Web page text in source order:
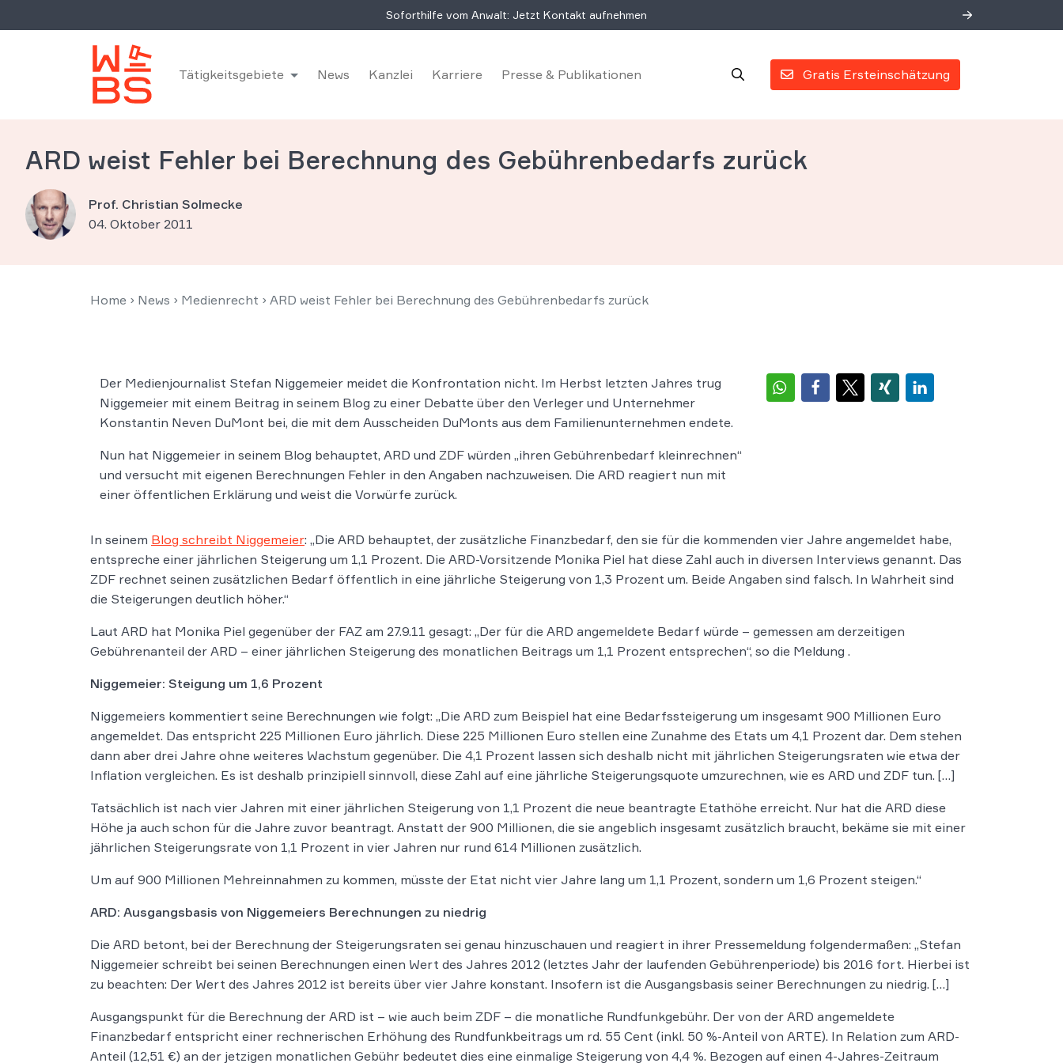
Soforthilfe vom Anwalt: Jetzt Kontakt aufnehmen
Gratis Ersteinschätzung
Tätigkeitsgebiete News Kanzlei Karriere Presse & Publikationen
ARD weist Fehler bei Berechnung des Gebührenbedarfs zurück
Prof. Christian Solmecke
04. Oktober 2011
Home › News › Medienrecht › ARD weist Fehler bei Berechnung des Gebührenbedarfs zurück
Der Medienjournalist Stefan Niggemeier meidet die Konfrontation nicht. Im Herbst letzten Jahres trug
Niggemeier mit einem Beitrag in seinem Blog zu einer Debatte über den Verleger und Unternehmer
Konstantin Neven DuMont bei, die mit dem Ausscheiden DuMonts aus dem Familienunternehmen endete.
Nun hat Niggemeier in seinem Blog behauptet, ARD und ZDF würden „ihren Gebührenbedarf kleinrechnen“
und versucht mit eigenen Berechnungen Fehler in den Angaben nachzuweisen. Die ARD reagiert nun mit
einer öffentlichen Erklärung und weist die Vorwürfe zurück.
In seinem Blog schreibt Niggemeier: „Die ARD behauptet, der zusätzliche Finanzbedarf, den sie für die kommenden vier Jahre angemeldet habe,
entspreche einer jährlichen Steigerung um 1,1 Prozent. Die ARD-Vorsitzende Monika Piel hat diese Zahl auch in diversen Interviews genannt. Das
ZDF rechnet seinen zusätzlichen Bedarf öffentlich in eine jährliche Steigerung von 1,3 Prozent um. Beide Angaben sind falsch. In Wahrheit sind
die Steigerungen deutlich höher.“
Laut ARD hat Monika Piel gegenüber der FAZ am 27.9.11 gesagt: „Der für die ARD angemeldete Bedarf würde – gemessen am derzeitigen
Gebührenanteil der ARD – einer jährlichen Steigerung des monatlichen Beitrags um 1,1 Prozent entsprechen“, so die Meldung .
Niggemeier: Steigung um 1,6 Prozent
Niggemeiers kommentiert seine Berechnungen wie folgt: „Die ARD zum Beispiel hat eine Bedarfssteigerung um insgesamt 900 Millionen Euro
angemeldet. Das entspricht 225 Millionen Euro jährlich. Diese 225 Millionen Euro stellen eine Zunahme des Etats um 4,1 Prozent dar. Dem stehen
dann aber drei Jahre ohne weiteres Wachstum gegenüber. Die 4,1 Prozent lassen sich deshalb nicht mit jährlichen Steigerungsraten wie etwa der
Inflation vergleichen. Es ist deshalb prinzipiell sinnvoll, diese Zahl auf eine jährliche Steigerungsquote umzurechnen, wie es ARD und ZDF tun. […]
Tatsächlich ist nach vier Jahren mit einer jährlichen Steigerung von 1,1 Prozent die neue beantragte Etathöhe erreicht. Nur hat die ARD diese
Höhe ja auch schon für die Jahre zuvor beantragt. Anstatt der 900 Millionen, die sie angeblich insgesamt zusätzlich braucht, bekäme sie mit einer
jährlichen Steigerungsrate von 1,1 Prozent in vier Jahren nur rund 614 Millionen zusätzlich.
Um auf 900 Millionen Mehreinnahmen zu kommen, müsste der Etat nicht vier Jahre lang um 1,1 Prozent, sondern um 1,6 Prozent steigen.“
ARD: Ausgangsbasis von Niggemeiers Berechnungen zu niedrig
Die ARD betont, bei der Berechnung der Steigerungsraten sei genau hinzuschauen und reagiert in ihrer Pressemeldung folgendermaßen: „Stefan
Niggemeier schreibt bei seinen Berechnungen einen Wert des Jahres 2012 (letztes Jahr der laufenden Gebührenperiode) bis 2016 fort. Hierbei ist
zu beachten: Der Wert des Jahres 2012 ist bereits über vier Jahre konstant. Insofern ist die Ausgangsbasis seiner Berechnungen zu niedrig. […]
Ausgangspunkt für die Berechnung der ARD ist – wie auch beim ZDF – die monatliche Rundfunkgebühr. Der von der ARD angemeldete
Finanzbedarf entspricht einer rechnerischen Erhöhung des Rundfunkbeitrags um rd. 55 Cent (inkl. 50 %-Anteil von ARTE). In Relation zum ARD-
Anteil (12,51 €) an der jetzigen monatlichen Gebühr bedeutet dies eine einmalige Steigerung von 4,4 %. Bezogen auf einen 4-Jahres-Zeitraum